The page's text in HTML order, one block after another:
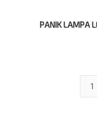
PANIK LAMPA